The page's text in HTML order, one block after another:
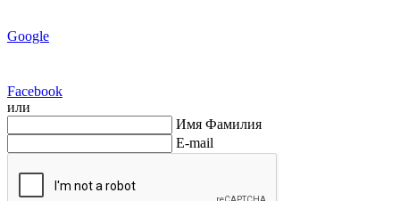
Google
Facebook
или
Имя Фамилия
E-mail